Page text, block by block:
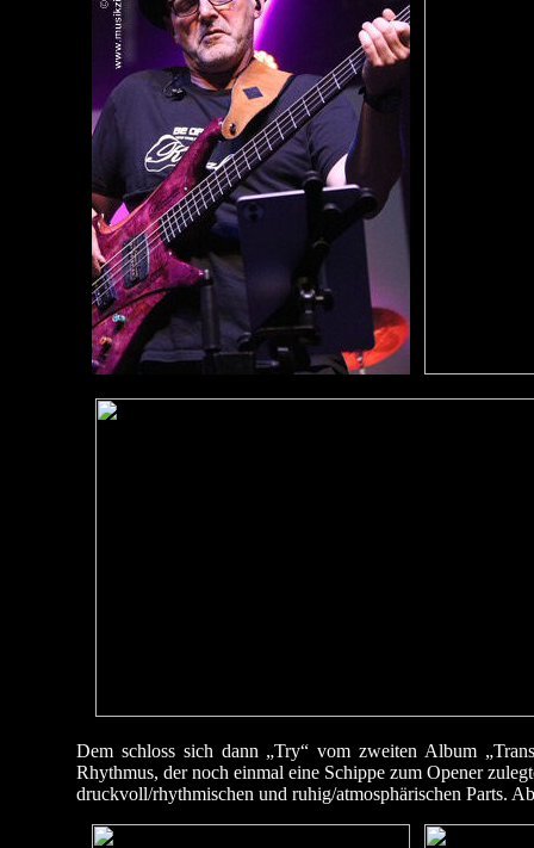
Dem schloss sich dann „Try“ vom zweiten Album
Rhythmus, der noch einmal eine Schippe zum Opener
druckvoll/rhythmischen und ruhig/atmosphärischen Parts.